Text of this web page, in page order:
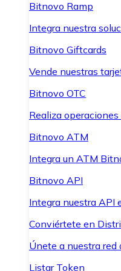
Bitnovo Ramp
Integra nuestra
Bitnovo Giftcards
Vende nuestras
Bitnovo OTC
Realiza
Bitnovo ATM
Integra un ATM
Bitnovo API
Integra nuestra API
Conviértete en
Únete a nuestra red
Listar Token